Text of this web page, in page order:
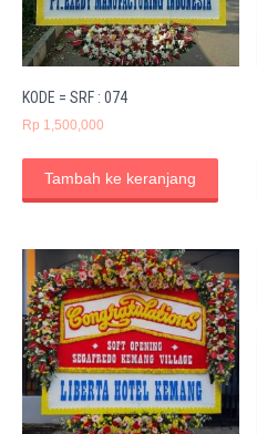
KODE = SRF : 074
Rp 1,500,000
Tambah ke keranjang